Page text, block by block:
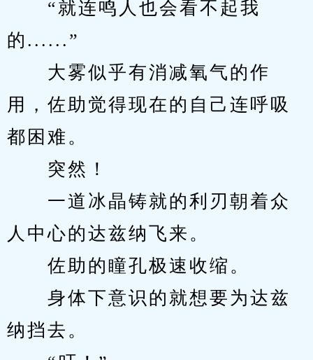
“就连鸣人也会看不起我
的......”
大雾似乎有消减氧气的作
用，佐助觉得现在的自己连呼吸
都困难。
突然！
一道冰晶铸就的利刃朝着众
人中心的达兹纳飞来。
佐助的瞳孔极速收缩。
身体下意识的就想要为达兹
纳挡去。